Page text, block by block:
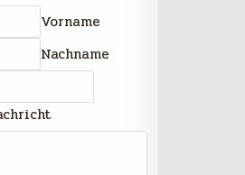
Vorname
Nachname